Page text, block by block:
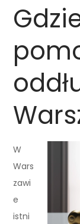
W
Wars
zawi
e
istni